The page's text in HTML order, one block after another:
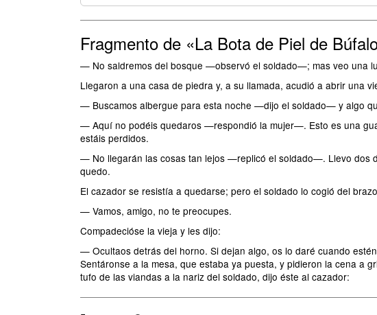
Fragmento de «La Bota de Piel de
— No saldremos del bosque —observó el soldado—; mas veo una
Llegaron a una casa de piedra y, a su llamada, acudió a abrir una
— Buscamos albergue para esta noche —dijo el soldado— y algo
— Aquí no podéis quedaros —respondió la mujer—. Esto es una
estáis perdidos.
— No llegarán las cosas tan lejos —replicó el soldado—. Llevo dos
quedo.
El cazador se resistía a quedarse; pero el soldado lo cogió del
— Vamos, amigo, no te preocupes.
Compadecióse la vieja y les dijo:
— Ocultaos detrás del horno. Si dejan algo, os lo daré cuando
Sentáronse a la mesa, que estaba ya puesta, y pidieron la cena a
tufo de las viandas a la nariz del soldado, dijo éste al cazador: